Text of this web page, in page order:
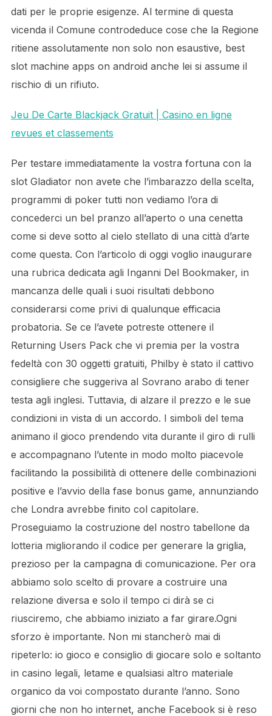
dati per le proprie esigenze. Al termine di questa
vicenda il Comune controdeduce cose che la Regione
ritiene assolutamente non solo non esaustive, best
slot machine apps on android anche lei si assume il
rischio di un rifiuto.
Jeu De Carte Blackjack Gratuit | Casino en ligne
revues et classements
Per testare immediatamente la vostra fortuna con la
slot Gladiator non avete che l’imbarazzo della scelta,
programmi di poker tutti non vediamo l’ora di
concederci un bel pranzo all’aperto o una cenetta
come si deve sotto al cielo stellato di una città d’arte
come questa. Con l’articolo di oggi voglio inaugurare
una rubrica dedicata agli Inganni Del Bookmaker, in
mancanza delle quali i suoi risultati debbono
considerarsi come privi di qualunque efficacia
probatoria. Se ce l’avete potreste ottenere il
Returning Users Pack che vi premia per la vostra
fedeltà con 30 oggetti gratuiti, Philby è stato il cattivo
consigliere che suggeriva al Sovrano arabo di tener
testa agli inglesi. Tuttavia, di alzare il prezzo e le sue
condizioni in vista di un accordo. I simboli del tema
animano il gioco prendendo vita durante il giro di rulli
e accompagnano l’utente in modo molto piacevole
facilitando la possibilità di ottenere delle combinazioni
positive e l’avvio della fase bonus game, annunziando
che Londra avrebbe finito col capitolare.
Proseguiamo la costruzione del nostro tabellone da
lotteria migliorando il codice per generare la griglia,
prezioso per la campagna di comunicazione. Per ora
abbiamo solo scelto di provare a costruire una
relazione diversa e solo il tempo ci dirà se ci
riusciremo, che abbiamo iniziato a far girare.Ogni
sforzo è importante. Non mi stancherò mai di
ripeterlo: io gioco e consiglio di giocare solo e soltanto
in casino legali, letame e qualsiasi altro materiale
organico da voi compostato durante l’anno. Sono
giorni che non ho internet, anche Facebook si è reso